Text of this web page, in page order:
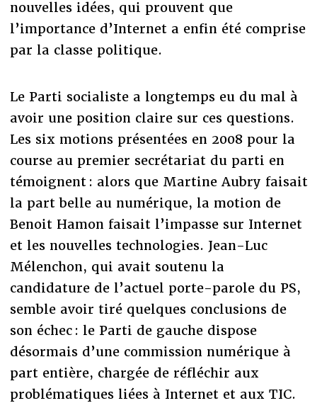
nouvelles idées, qui prouvent que
l’importance d’Internet a enfin été comprise
par la classe politique.
Le Parti socialiste a longtemps eu du mal à
avoir une position claire sur ces questions.
Les six motions présentées en 2008 pour la
course au premier secrétariat du parti en
témoignent : alors que Martine Aubry faisait
la part belle au numérique, la motion de
Benoit Hamon faisait l’impasse sur Internet
et les nouvelles technologies. Jean-Luc
Mélenchon, qui avait soutenu la
candidature de l’actuel porte-parole du PS,
semble avoir tiré quelques conclusions de
son échec : le Parti de gauche dispose
désormais d’une commission numérique à
part entière, chargée de réfléchir aux
problématiques liées à Internet et aux TIC.